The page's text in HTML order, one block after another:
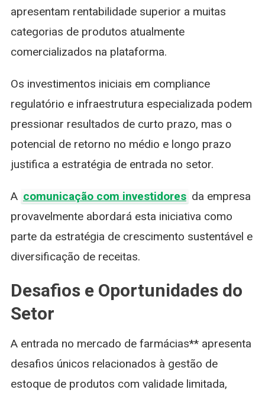
apresentam rentabilidade superior a muitas
categorias de produtos atualmente
comercializados na plataforma.
Os investimentos iniciais em compliance
regulatório e infraestrutura especializada podem
pressionar resultados de curto prazo, mas o
potencial de retorno no médio e longo prazo
justifica a estratégia de entrada no setor.
A comunicação com investidores da empresa
provavelmente abordará esta iniciativa como
parte da estratégia de crescimento sustentável e
diversificação de receitas.
Desafios e Oportunidades do
Setor
A entrada no mercado de farmácias** apresenta
desafios únicos relacionados à gestão de
estoque de produtos com validade limitada,